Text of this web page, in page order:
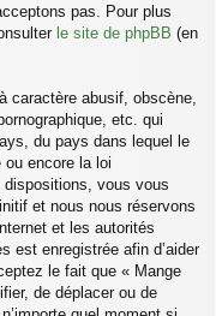
pas. Pour plus
le site de phpBB (en
caractère abusif, obscène,
etc. qui
du pays dans lequel le
encore la loi
vous vous
et nous nous réservons
et les autorités
est enregistrée afin d’aider
le fait que « Mange
de déplacer ou de